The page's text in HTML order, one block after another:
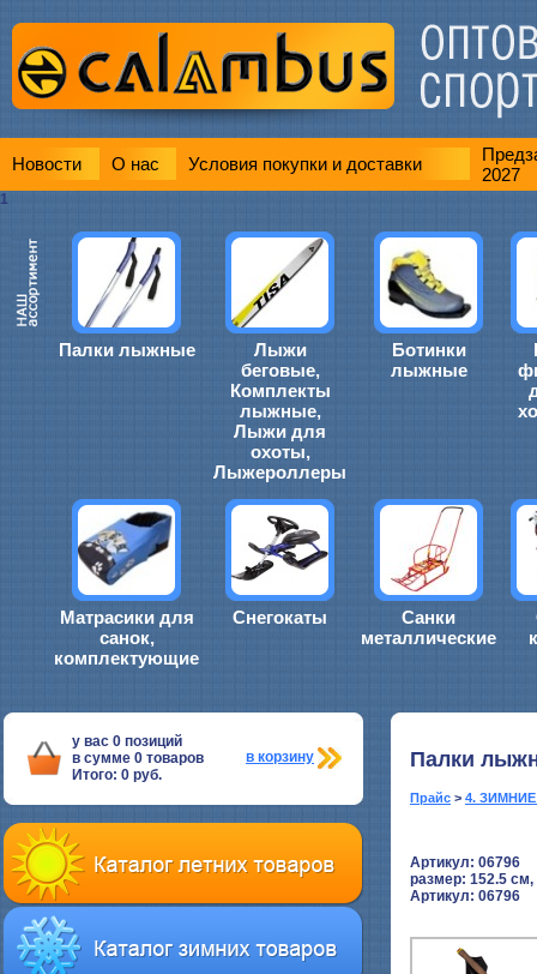
Новости О нас Условия покупки и доставки
2027
1
Палки лыжные
Лыжи
беговые,
Комплекты
лыжные,
Лыжи для
охоты,
Лыжероллеры
Ботинки
лыжные
Матрасики для
санок,
комплектующие
Снегокаты
Санки
металлические
у вас 0 позиций
в сумме 0 товаров
Итого: 0 руб.
в корзину Палки
Прайс > 4.
Артикул: 06796
размер: 152.5 см,
Артикул: 06796